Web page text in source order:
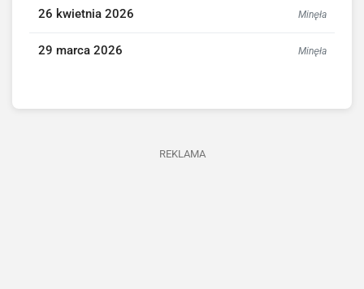
26 kwietnia 2026 Minęła
29 marca 2026 Minęła
REKLAMA